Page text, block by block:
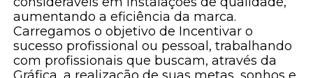
aumentando a eficiência da marca.
Carregamos o objetivo de Incentivar o
sucesso profissional ou pessoal, trabalhando
com profissionais que buscam, através da